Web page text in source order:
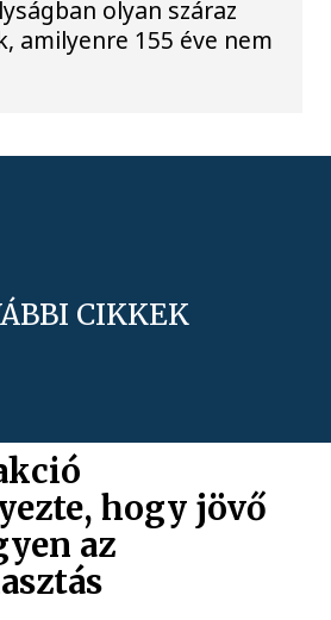
olyan száraz
amilyenre 155 éve nem
CIKKEK
hogy jövő
az